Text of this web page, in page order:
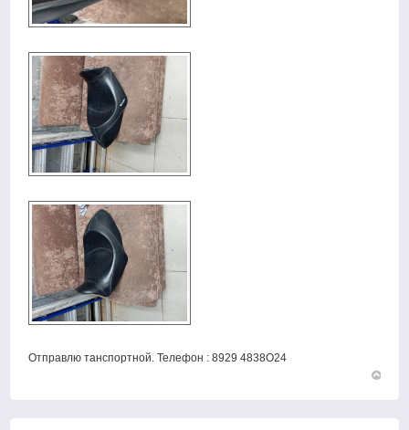
Отправлю танспортной. Телефон : 8929 4838О24